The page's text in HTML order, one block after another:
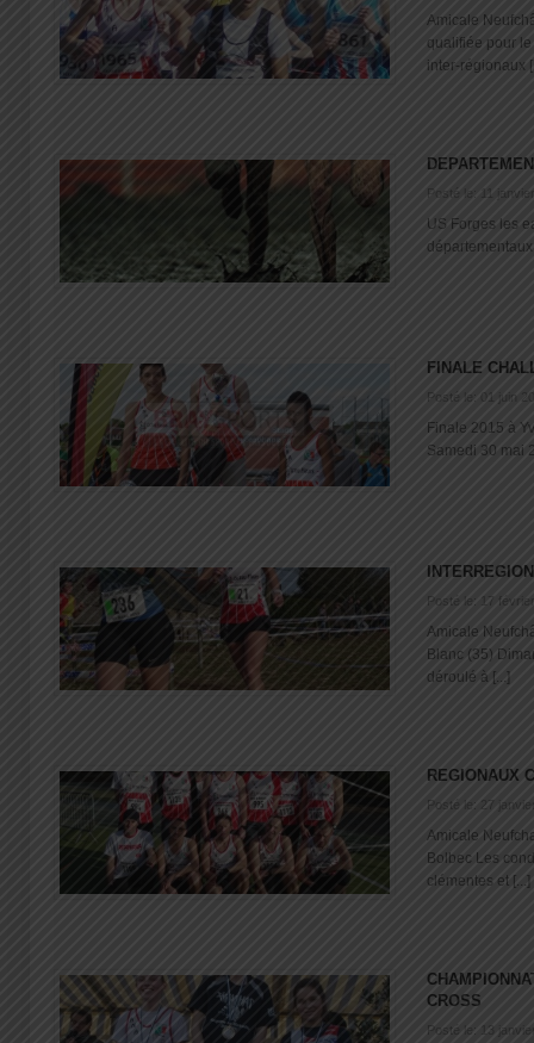
Amicale
qualifiée pour
inter-régionaux
Posté le: 11
US Forges les
FINALE
Posté le: 01 juin
Finale 2015 à
Samedi 30 mai
Posté le: 17
Amicale
Blanc (35)
déroulé à [...]
REGIONAUX
Posté le: 27
Amicale
Bolbec Les
clémentes et [...]
CROSS
Posté le: 13